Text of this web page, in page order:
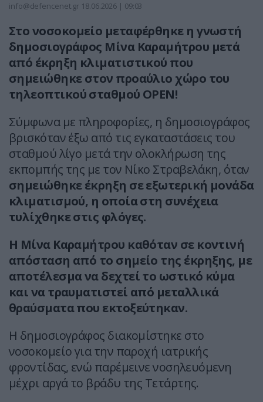
info@defencenet.gr 18.06.2026 | 09:03
Στο νοσοκομείο μεταφέρθηκε η γνωστή
δημοσιογράφος Μίνα Καραμήτρου μετά
από έκρηξη κλιματιστικού που
σημειώθηκε στον προαύλιο χώρο του
τηλεοπτικού σταθμού ΟΡΕΝ!
Σύμφωνα με πληροφορίες, η δημοσιογράφος
βρισκόταν έξω από τις εγκαταστάσεις του
σταθμού λίγο μετά την ολοκλήρωση της
εκπομπής της με τον Νίκο Στραβελάκη, όταν
σημειώθηκε έκρηξη σε εξωτερική μονάδα
κλιματισμού, η οποία στη συνέχεια
τυλίχθηκε στις φλόγες.
Η Μίνα Καραμήτρου καθόταν σε κοντινή
απόσταση από το σημείο της έκρηξης, με
αποτέλεσμα να δεχτεί το ωστικό κύμα
και να τραυματιστεί από μεταλλικά
θραύσματα που εκτοξεύτηκαν.
Η δημοσιογράφος διακομίστηκε στο
νοσοκομείο για την παροχή ιατρικής
φροντίδας, ενώ παρέμεινε νοσηλευόμενη
μέχρι αργά το βράδυ της Τετάρτης.